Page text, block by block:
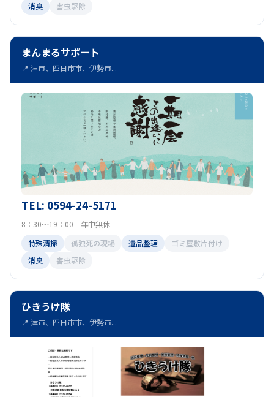
消臭
害虫駆除
まんまるサポート
📍 津市、四日市市、伊勢市...
TEL: 0594-24-5171
8：30～19：00 年中無休
特殊清掃
孤独死の現場 遺品整理
ゴミ屋敷片付け
消臭
害虫駆除
ひきうけ隊
📍 津市、四日市市、伊勢市...